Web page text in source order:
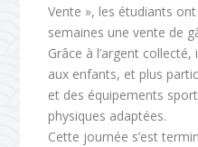
Vente », les étudiants
semaines une vente de
Grâce à l’argent
aux enfants, et plus
et des équipements
physiques adaptées.
Cette journée s’est